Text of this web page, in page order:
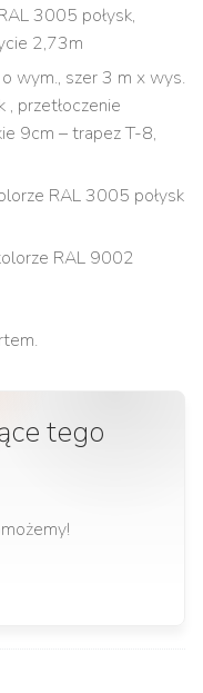
3005 połysk,
2,73m
wym., szer 3 m x wys.
przetłoczenie
9cm – trapez T-8,
RAL 3005 połysk
RAL 9002
tego